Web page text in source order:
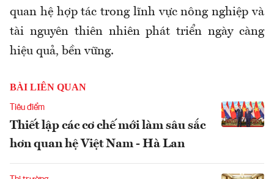
quan hệ hợp tác trong lĩnh vực nông nghiệp và
tài nguyên thiên nhiên phát triển ngày càng
hiệu quả, bền vững.
BÀI LIÊN QUAN
Tiêu điểm
Thiết lập các cơ chế mới làm sâu sắc
hơn quan hệ Việt Nam - Hà Lan